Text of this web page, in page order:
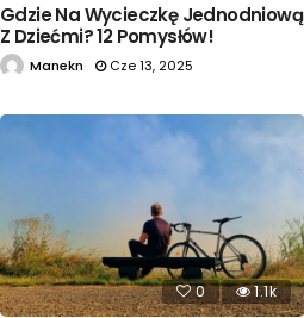
Gdzie Na Wycieczkę Jednodniową
Z Dziećmi? 12 Pomysłów!
Manekn Cze 13, 2025
0 1.1k